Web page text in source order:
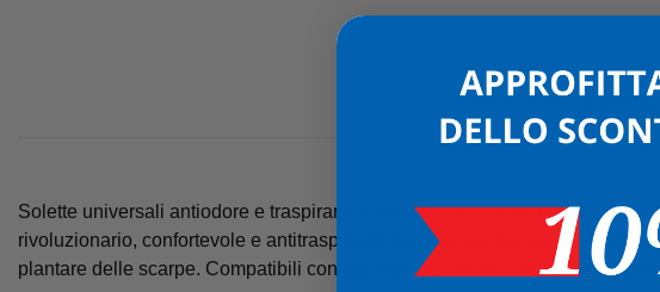
DESCRIZIONE
Solette universali antiodore e traspiranti. Comode e resistenti più delle
rivoluzionario, confortevole e antitraspirante.Sono progettate per dare
plantare delle scarpe. Compatibili con tutti i tipi di scarpe: calzature da